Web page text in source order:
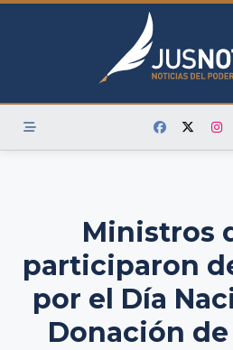
Skip
Ministros
participaron
por el Día
Donación